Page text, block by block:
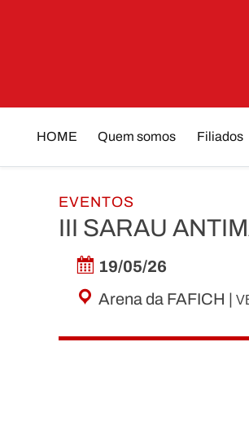
HOME Quem somos Filiados
EVENTOS
III SARAU
19/05/26
Arena da FAFICH |